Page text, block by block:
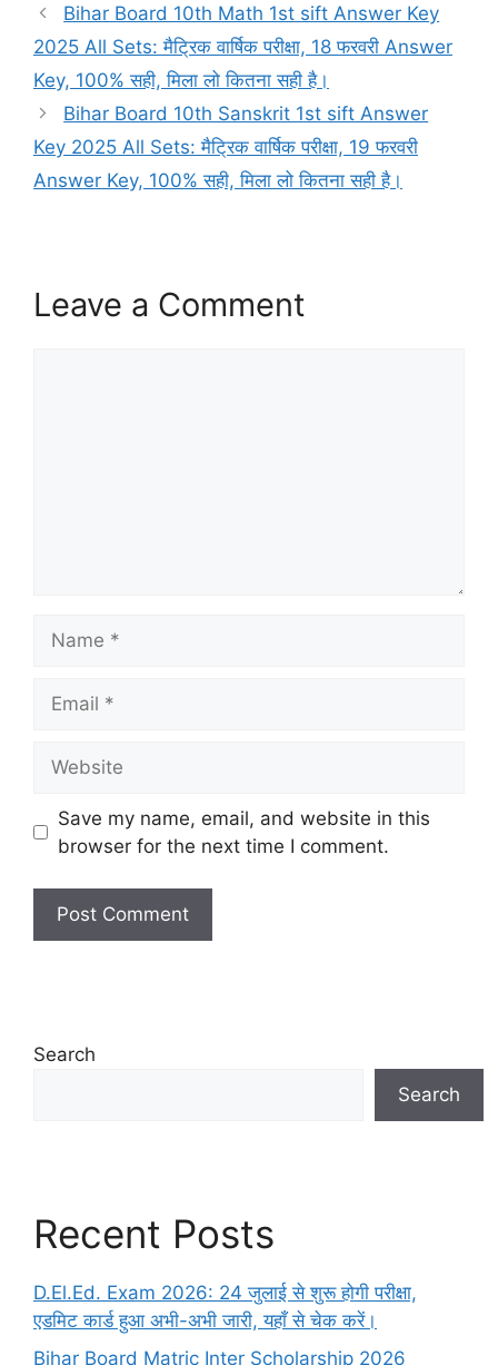
Bihar Board 10th Math 1st sift Answer Key
2025 All Sets: मैट्रिक वार्षिक परीक्षा, 18 फरवरी Answer
Key, 100% सही, मिला लो कितना सही है।
Bihar Board 10th Sanskrit 1st sift Answer
Key 2025 All Sets: मैट्रिक वार्षिक परीक्षा, 19 फरवरी
Answer Key, 100% सही, मिला लो कितना सही है।
Leave a Comment
Save my name, email, and website in this
browser for the next time I comment.
Search
Search
Recent Posts
D.El.Ed. Exam 2026: 24 जुलाई से शुरू होगी परीक्षा,
एडमिट कार्ड हुआ अभी-अभी जारी, यहाँ से चेक करें।
Bihar Board Matric Inter Scholarship 2026